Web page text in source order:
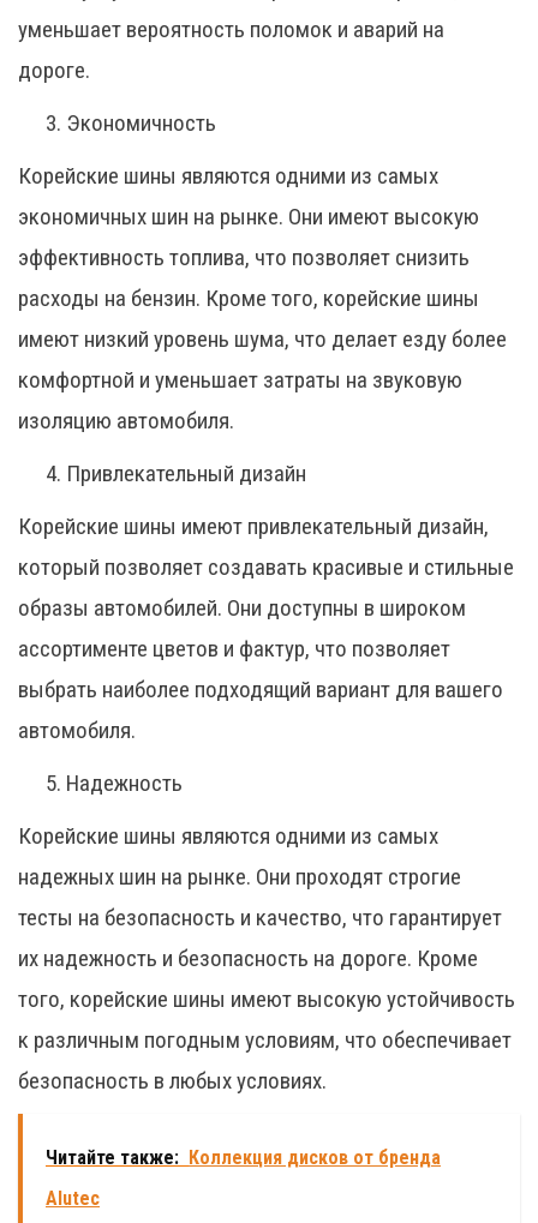
уменьшает вероятность поломок и аварий на
дороге.
Экономичность
Корейские шины являются одними из самых
экономичных шин на рынке. Они имеют высокую
эффективность топлива, что позволяет снизить
расходы на бензин. Кроме того, корейские шины
имеют низкий уровень шума, что делает езду более
комфортной и уменьшает затраты на звуковую
изоляцию автомобиля.
Привлекательный дизайн
Корейские шины имеют привлекательный дизайн,
который позволяет создавать красивые и стильные
образы автомобилей. Они доступны в широком
ассортименте цветов и фактур, что позволяет
выбрать наиболее подходящий вариант для вашего
автомобиля.
Надежность
Корейские шины являются одними из самых
надежных шин на рынке. Они проходят строгие
тесты на безопасность и качество, что гарантирует
их надежность и безопасность на дороге. Кроме
того, корейские шины имеют высокую устойчивость
к различным погодным условиям, что обеспечивает
безопасность в любых условиях.
Читайте также: Коллекция дисков от бренда
Alutec